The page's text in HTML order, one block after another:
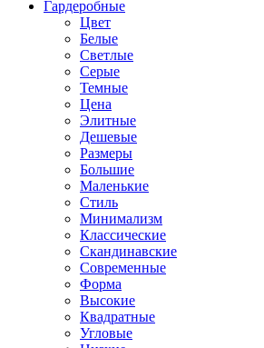
Гардеробные
Цвет
Белые
Светлые
Серые
Темные
Цена
Элитные
Дешевые
Размеры
Большие
Маленькие
Стиль
Минимализм
Классические
Скандинавские
Современные
Форма
Высокие
Квадратные
Угловые